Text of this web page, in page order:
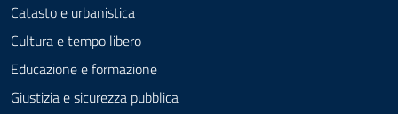
Catasto e urbanistica
Cultura e tempo libero
Educazione e formazione
Giustizia e sicurezza pubblica